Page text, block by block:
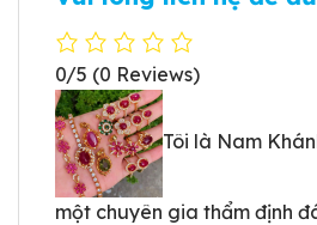
0/5 (0 Reviews)
Tôi là Nam
một chuyên gia thẩm định